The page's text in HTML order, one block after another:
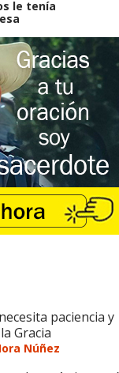
le tenía
paciencia y
Gracia
Núñez